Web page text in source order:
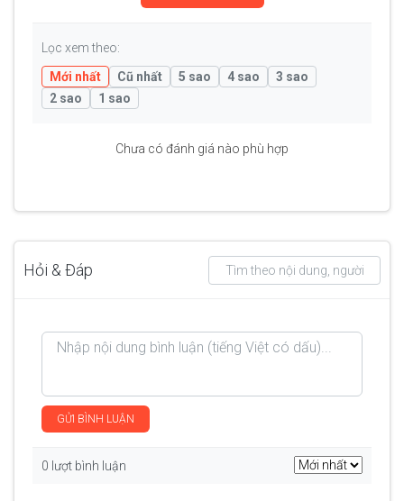
Lọc xem theo:
Mới nhất
Cũ nhất 5 sao 4 sao
3 sao
2 sao
1 sao
Chưa có đánh giá nào phù hợp
Hỏi & Đáp
GỬI BÌNH LUẬN
0 lượt bình luận